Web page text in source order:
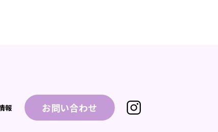
報 お問い合わせ